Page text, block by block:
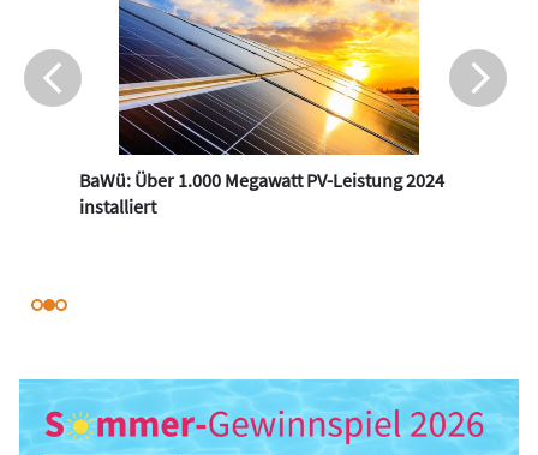
BaWü: Über 1.000 Megawatt PV-Leistung 2024
installiert